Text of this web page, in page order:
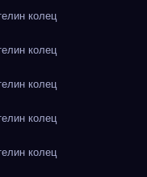
колец
колец
колец
колец
колец